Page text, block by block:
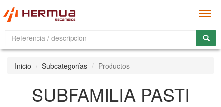
Inicio Subcategorías Productos
SUBFAMILIA PASTI